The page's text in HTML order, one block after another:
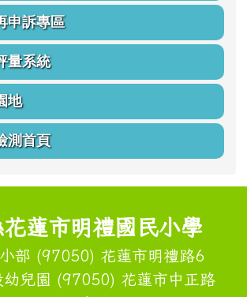
申訴專區
量系統
地
測首頁
容蓮市明禮國民小學
部 (97050) 花蓮市明禮路6
園 (97050) 花蓮市中正路